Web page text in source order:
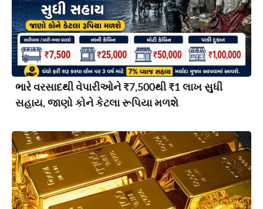
ભારે વરસાદથી વેપારીઓને ₹7,500થી ₹1 લાખ સુધી
સહાય, જાણો કોને કેટલા રૂપિયા મળશે